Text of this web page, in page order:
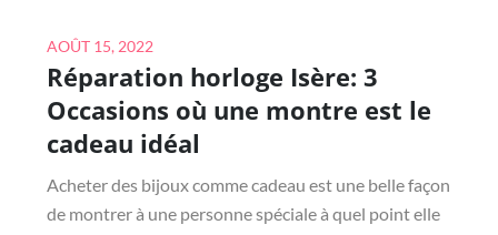
Posted
on
AOÛT 15, 2022
Réparation horloge Isère: 3
Occasions où une montre est le
cadeau idéal
Acheter des bijoux comme cadeau est une belle façon
de montrer à une personne spéciale à quel point elle